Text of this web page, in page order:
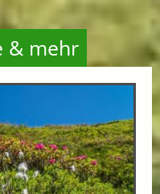
& mehr